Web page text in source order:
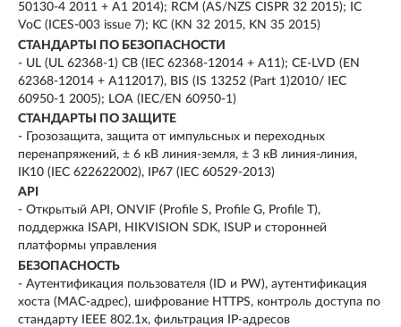
50130-4 2011 + A1 2014); RCM (AS/NZS CISPR 32 2015); IC
VoC (ICES-003 issue 7); KC (KN 32 2015, KN 35 2015)
СТАНДАРТЫ ПО БЕЗОПАСНОСТИ
- UL (UL 62368-1) CB (IEC 62368-12014 + A11); CE-LVD (EN
62368-12014 + A112017), BIS (IS 13252 (Part 1)2010/ IEC
60950-1 2005); LOA (IEC/EN 60950-1)
СТАНДАРТЫ ПО ЗАЩИТЕ
- Грозозащита, защита от импульсных и переходных
перенапряжений, ± 6 кВ линия-земля, ± 3 кВ линия-линия,
IK10 (IEC 622622002), IP67 (IEC 60529-2013)
API
- Открытый API, ONVIF (Profile S, Profile G, Profile T),
поддержка ISAPI, HIKVISION SDK, ISUP и сторонней
платформы управления
БЕЗОПАСНОСТЬ
- Аутентификация пользователя (ID и PW), аутентификация
хоста (MAC-адрес), шифрование HTTPS, контроль доступа по
стандарту IEEE 802.1x, фильтрация IP-адресов